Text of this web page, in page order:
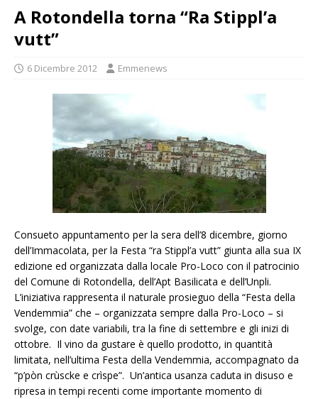
A Rotondella torna “Ra Stippl’a
vutt”
6 Dicembre 2012 Emmenews
Consueto appuntamento per la sera dell’8 dicembre, giorno
dell’Immacolata, per la Festa “ra Stippl’a vutt” giunta alla sua IX
edizione ed organizzata dalla locale Pro-Loco con il patrocinio
del Comune di Rotondella, dell’Apt Basilicata e dell’Unpli.
L’iniziativa rappresenta il naturale prosieguo della “Festa della
Vendemmia” che – organizzata sempre dalla Pro-Loco – si
svolge, con date variabili, tra la fine di settembre e gli inizi di
ottobre. Il vino da gustare è quello prodotto, in quantità
limitata, nell’ultima Festa della Vendemmia, accompagnato da
“p’pòn crùscke e crìspe”. Un’antica usanza caduta in disuso e
ripresa in tempi recenti come importante momento di